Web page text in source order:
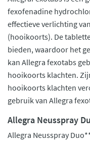
fexofenadine
effectieve verlichting
(hooikoorts). De
bieden, waardoor het
kan Allegra fexotabs
hooikoorts klachten.
hooikoorts klachten
gebruik van Allegra
Allegra Neusspray
Allegra Neusspray